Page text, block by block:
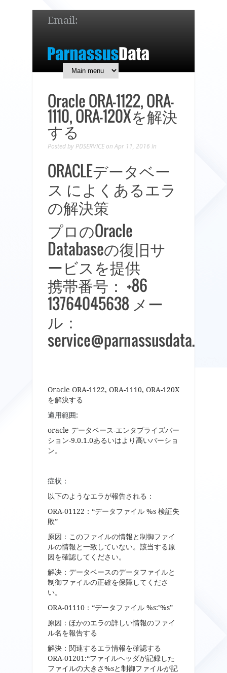
Email:
7 x 24 online support!
Oracle ORA-1122, ORA-
1110, ORA-120Xを解決
する
Posted by PDSERVICE on Apr 11, 2016 In
ORACLEデータベー
ス によくあるエラ
の解決策
プロのOracle
Databaseの復旧サ
ービスを提供
携帯番号： +86
13764045638 メー
ル：
service@parnassusdata.com
Oracle ORA-1122, ORA-1110, ORA-120X
を解決する
適用範囲:
oracle データベース-エンタプライズバー
ション-9.0.1.0あるいはより高いバーショ
ン。
症状：
以下のようなエラが報告される：
ORA-01122：“データファイル %s 検証失
敗”
原因：このファイルの情報と制御ファイ
ルの情報と一致していない。該当する原
因を確認してください。
解决：データベースのデータファイルと
制御ファイルの正確を保障してくださ
い。
ORA-01110：“データファイル %s:’%s”
原因：ほかのエラの詳しい情報のファイ
ル名を報告する
解決：関連するエラ情報を確認する
ORA-01201:“ファイルヘッダが記録した
ファイルの大きさ%sと制御ファイルが記